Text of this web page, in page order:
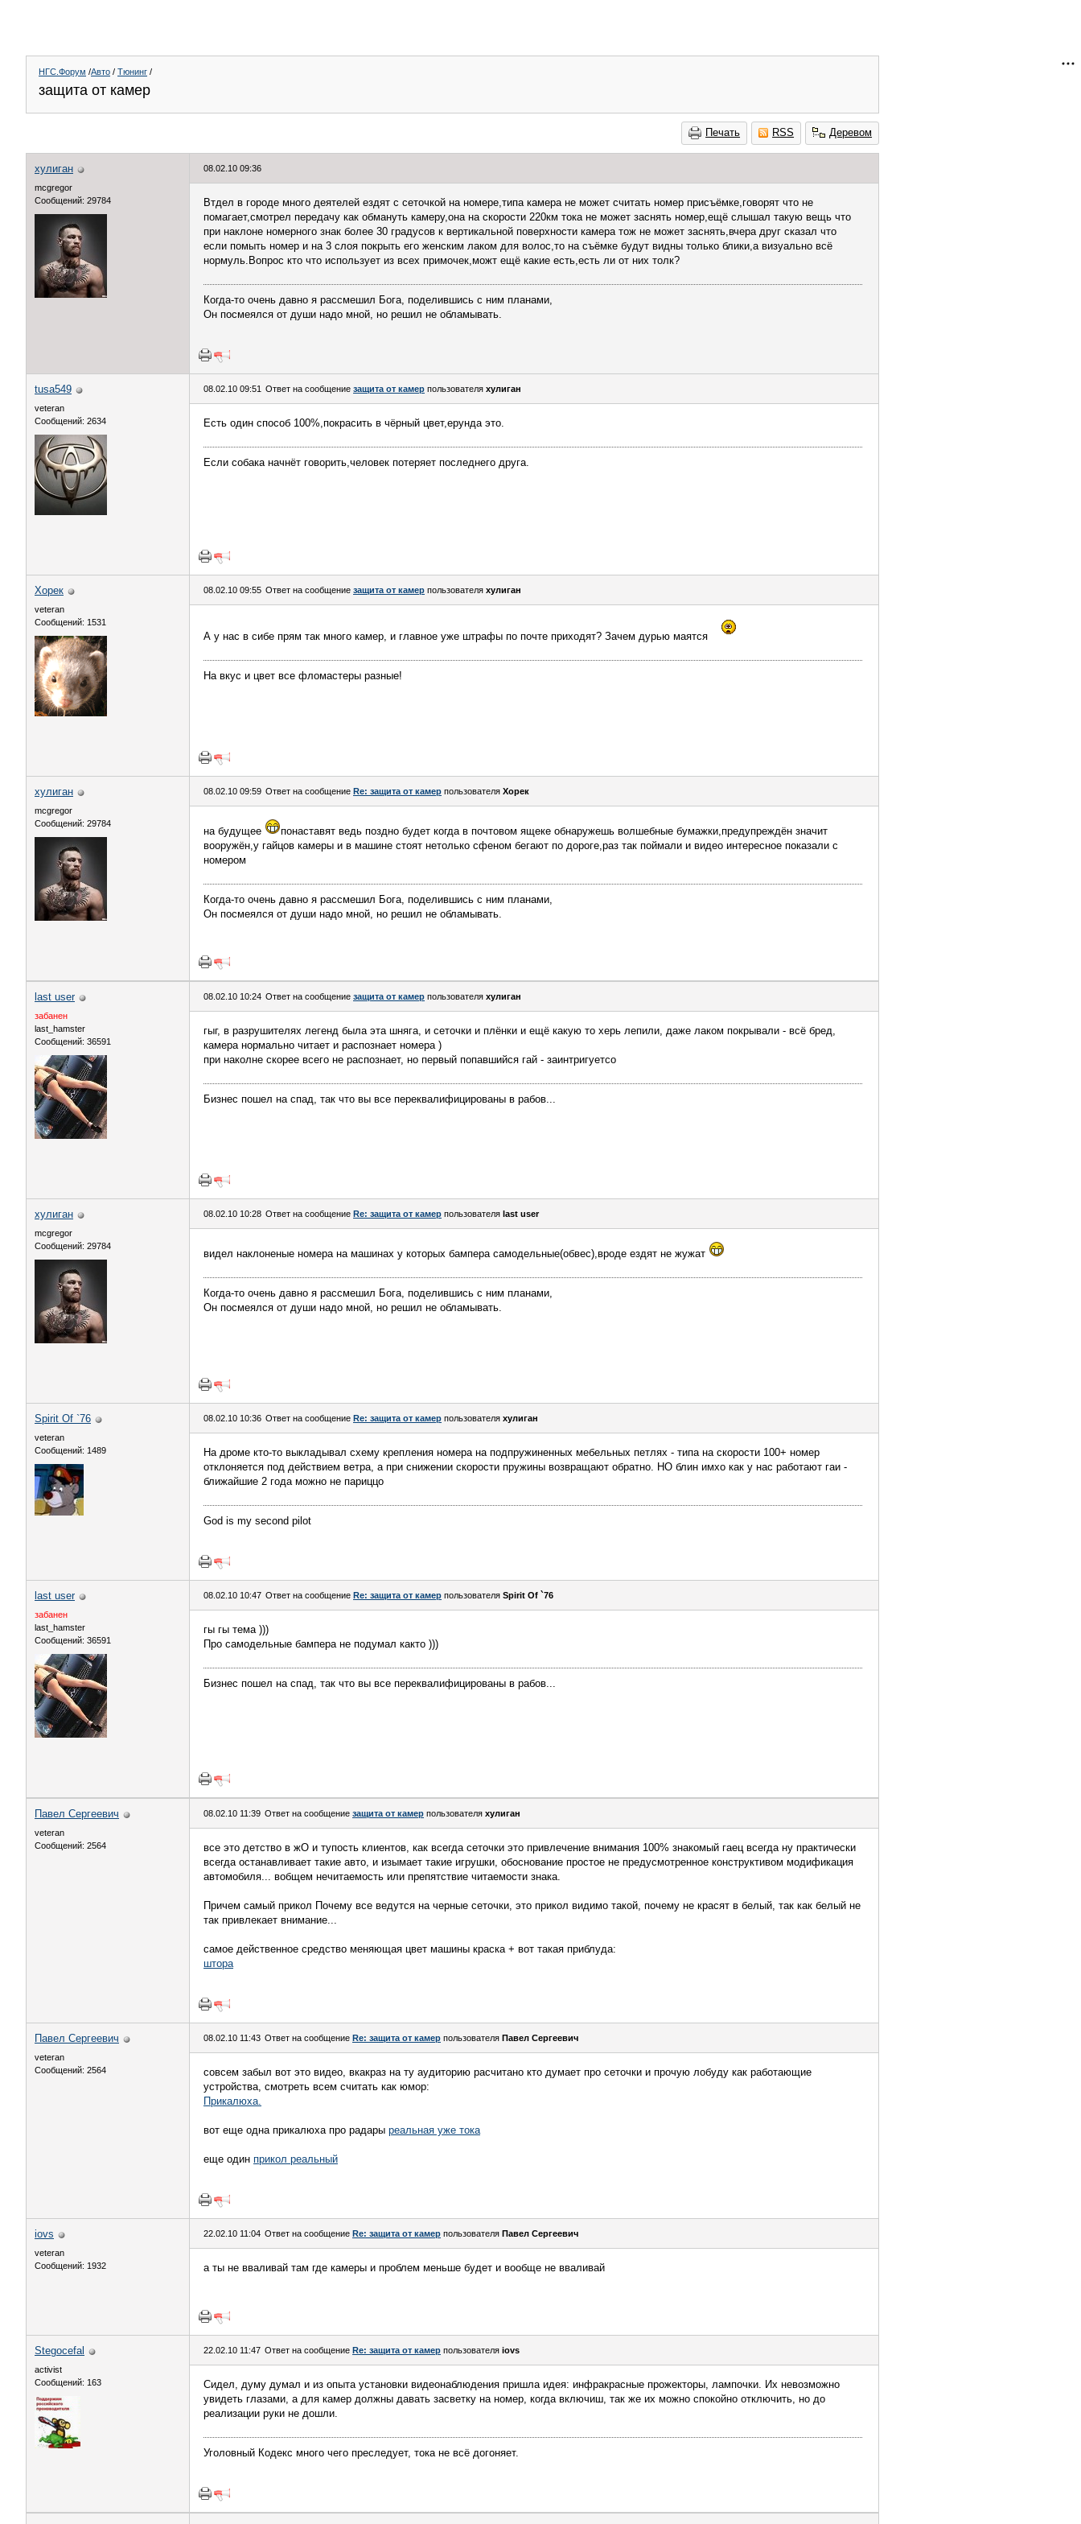
НГС.Форум /Авто / Тюнинг /
защита от камер
Печать RSS Деревом
хулиган
mcgregor
Сообщений: 29784
08.02.10 09:36
Втдел в городе много деятелей ездят с сеточкой на номере,типа камера не может считать номер присъёмке,говорят что не
помагает,смотрел передачу как обмануть камеру,она на скорости 220км тока не может заснять номер,ещё слышал такую вещь что
при наклоне номерного знак более 30 градусов к вертикальной поверхности камера тож не может заснять,вчера друг сказал что
если помыть номер и на 3 слоя покрыть его женским лаком для волос,то на съёмке будут видны только блики,а визуально всё
нормуль.Вопрос кто что использует из всех примочек,можт ещё какие есть,есть ли от них толк?
Когда-то очень давно я рассмешил Бога, поделившись с ним планами,
Он посмеялся от души надо мной, но решил не обламывать.
tusa549
veteran
Сообщений: 2634
08.02.10 09:51 Ответ на сообщение защита от камер пользователя хулиган
Есть один способ 100%,покрасить в чёрный цвет,ерунда это.
Если собака начнёт говорить,человек потеряет последнего друга.
Хорек
veteran
Сообщений: 1531
08.02.10 09:55 Ответ на сообщение защита от камер пользователя хулиган
А у нас в сибе прям так много камер, и главное уже штрафы по почте приходят? Зачем дурью маятся
На вкус и цвет все фломастеры разные!
хулиган
mcgregor
Сообщений: 29784
08.02.10 09:59 Ответ на сообщение Re: защита от камер пользователя Хорек
на будущее
понаставят ведь поздно будет когда в почтовом ящеке обнаружешь волшебные бумажки,предупреждён значит
вооружён,у гайцов камеры и в машине стоят нетолько сфеном бегают по дороге,раз так поймали и видео интересное показали с
номером
Когда-то очень давно я рассмешил Бога, поделившись с ним планами,
Он посмеялся от души надо мной, но решил не обламывать.
last user
забанен
last_hamster
Сообщений: 36591
08.02.10 10:24 Ответ на сообщение защита от камер пользователя хулиган
гыг, в разрушителях легенд была эта шняга, и сеточки и плёнки и ещё какую то херь лепили, даже лаком покрывали - всё бред,
камера нормально читает и распознает номера )
при наколне скорее всего не распознает, но первый попавшийся гай - заинтригуетсо
Бизнес пошел на спад, так что вы все переквалифицированы в рабов...
хулиган
mcgregor
Сообщений: 29784
08.02.10 10:28 Ответ на сообщение Re: защита от камер пользователя last user
видел наклоненые номера на машинах у которых бампера самодельные(обвес),вроде ездят не жужат
Когда-то очень давно я рассмешил Бога, поделившись с ним планами,
Он посмеялся от души надо мной, но решил не обламывать.
Spirit Of `76
veteran
Сообщений: 1489
08.02.10 10:36 Ответ на сообщение Re: защита от камер пользователя хулиган
На дроме кто-то выкладывал схему крепления номера на подпружиненных мебельных петлях - типа на скорости 100+ номер
отклоняется под действием ветра, а при снижении скорости пружины возвращают обратно. НО блин имхо как у нас работают гаи -
ближайшие 2 года можно не париццо
God is my second pilot
last user
забанен
last_hamster
Сообщений: 36591
08.02.10 10:47 Ответ на сообщение Re: защита от камер пользователя Spirit Of `76
гы гы тема )))
Про самодельные бампера не подумал както )))
Бизнес пошел на спад, так что вы все переквалифицированы в рабов...
Павел Сергеевич
veteran
Сообщений: 2564
08.02.10 11:39 Ответ на сообщение защита от камер пользователя хулиган
все это детство в жО и тупость клиентов, как всегда сеточки это привлечение внимания 100% знакомый гаец всегда ну практически
всегда останавливает такие авто, и изымает такие игрушки, обоснование простое не предусмотренное конструктивом модификация
автомобиля... вобщем нечитаемость или препятствие читаемости знака.
Причем самый прикол Почему все ведутся на черные сеточки, это прикол видимо такой, почему не красят в белый, так как белый не
так привлекает внимание...
самое действенное средство меняющая цвет машины краска + вот такая приблуда:
штора
Павел Сергеевич
veteran
Сообщений: 2564
08.02.10 11:43 Ответ на сообщение Re: защита от камер пользователя Павел Сергеевич
совсем забыл вот это видео, вкакраз на ту аудиторию расчитано кто думает про сеточки и прочую лобуду как работающие
устройства, смотреть всем считать как юмор:
Прикалюха.
вот еще одна прикалюха про радары реальная уже тока
еще один прикол реальный
iovs
veteran
Сообщений: 1932
22.02.10 11:04 Ответ на сообщение Re: защита от камер пользователя Павел Сергеевич
а ты не вваливай там где камеры и проблем меньше будет и вообще не вваливай
Stegocefal
activist
Сообщений: 163
22.02.10 11:47 Ответ на сообщение Re: защита от камер пользователя iovs
Сидел, думу думал и из опыта установки видеонаблюдения пришла идея: инфракрасные прожекторы, лампочки. Их невозможно
увидеть глазами, а для камер должны давать засветку на номер, когда включиш, так же их можно спокойно отключить, но до
реализации руки не дошли.
Уголовный Кодекс много чего преследует, тока не всё догоняет.